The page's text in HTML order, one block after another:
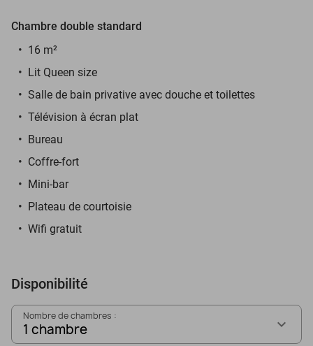
Chambre double standard
16 m²
Lit Queen size
Salle de bain privative avec douche et toilettes
Télévision à écran plat
Bureau
Coffre-fort
Mini-bar
Plateau de courtoisie
Wifi gratuit
Disponibilité
Nombre de chambres :
1 chambre